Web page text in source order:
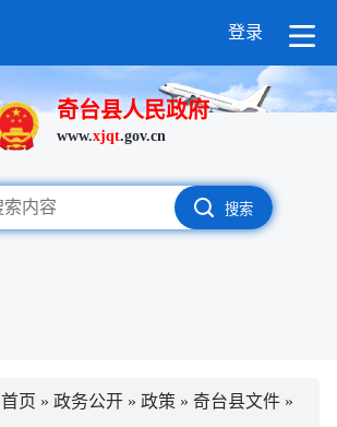
登录
奇台县人民政府
www.xjqt.gov.cn
搜索
首页 » 政务公开 » 政策 » 奇台县文件 »